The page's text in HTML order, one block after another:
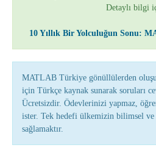
Detaylı bilgi
10 Yıllık Bir Yolculuğun Sonu:
MATLAB Türkiye gönüllülerden
için Türkçe kaynak sunarak soruları
Ücretsizdir. Ödevlerinizi yapmaz,
ister. Tek hedefi ülkemizin bilimsel
sağlamaktır.